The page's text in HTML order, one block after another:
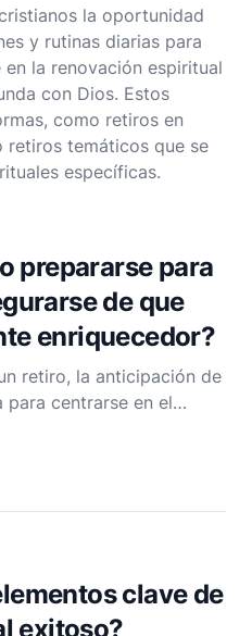
la oportunidad
y rutinas diarias para
la renovación espiritual
con Dios. Estos
como retiros en
retiros temáticos que se
específicas.
prepararse para
de que
enriquecedor?
retiro, la anticipación de
para centrarse en el
El propósito de un
y tiempo
la oración y la conexión
clave de
exitoso?